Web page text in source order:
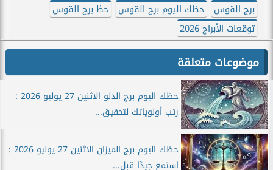
برج القوس حظك اليوم برج القوس
حظ برج القوس
توقعات الأبراج 2026
موضوعات متعلقة
حظك اليوم برج الدلو الاثنين 27 يوليو 2026 :
رتب أولوياتك لتحقيق...
حظك اليوم برج الميزان الاثنين 27 يوليو 2026 :
استمع جيدًا قبل...